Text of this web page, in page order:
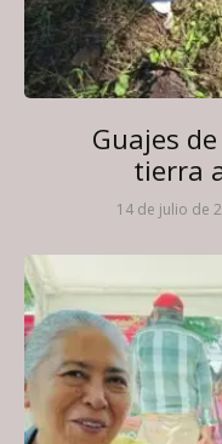
Guajes
tierra
14 de julio de